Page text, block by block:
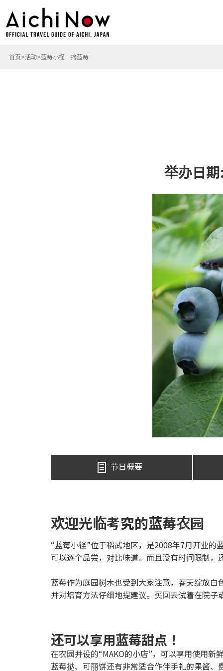
首页 活动 蓝莓小径 摘蓝莓
举办日
节日概要
欢迎光临考究的蓝莓农园
“蓝莓小径”位于稻武地区，是2008年7月开业
可以逐个品尝，对比味道。而且没有时间限制
蓝莓作为庭园树木也受到大家注意，春天绽放
并对培育方法仔细地提建议。买回去试着在院子
还可以享用蓝莓甜点！
在农园并设的“MAKO的小店”，可以享用使用新
蓝莓挞、可丽饼还有非常适合作伴手礼的果酱